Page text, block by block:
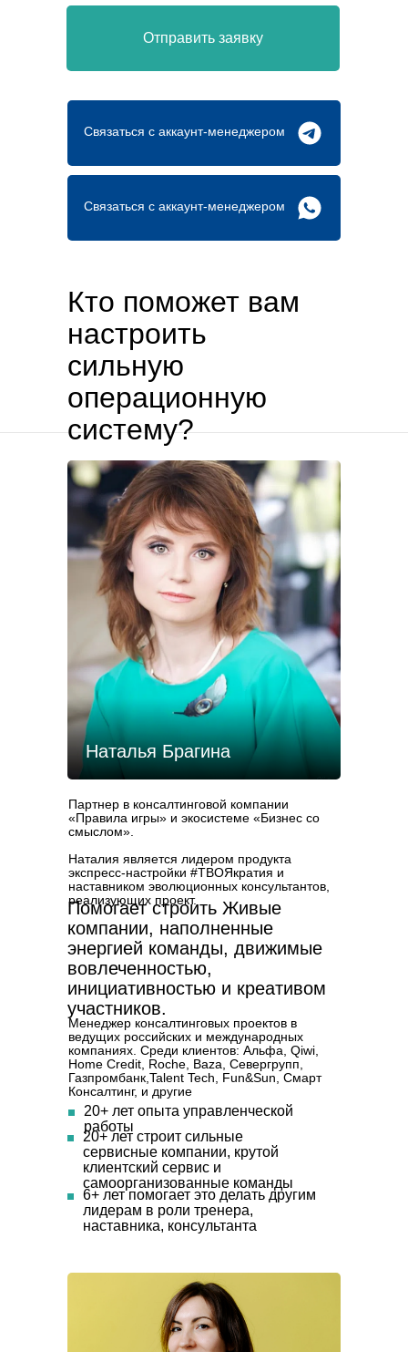
Отправить заявку
Связаться с аккаунт-менеджером
Связаться с аккаунт-менеджером
Кто поможет вам
настроить
сильную
операционную
систему?
Партнер в консалтинговой компании
«Правила игры» и экосистеме «Бизнес со
смыслом».
Наталия является лидером продукта
экспресс-настройки #ТВОЯкратия и
наставником эволюционных консультантов,
реализующих проект.
Менеджер консалтинговых проектов в
ведущих российских и международных
компаниях. Среди клиентов: Альфа, Qiwi,
Home Credit, Roche, Baza, Cевергрупп,
Газпромбанк,Talent Tech, Fun&Sun, Смарт
Консалтинг, и другие
Помогает строить Живые
компании, наполненные
энергией команды, движимые
вовлеченностью,
инициативностью и креативом
участников.
Наталья Брагина
6+ летпомогает это делать другим
лидерам в роли тренера,
наставника, консультанта
20+ лет строит сильные
сервисные компании, крутой
клиентский сервис и
самоорганизованные команды
20+ лет опыта управленческой
работы